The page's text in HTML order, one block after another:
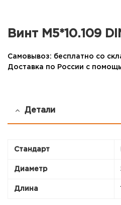
Винт М5*10.109
Самовывоз: бесплатно со
Доставка по России с
Детали
Стандарт
Диаметр
Длина